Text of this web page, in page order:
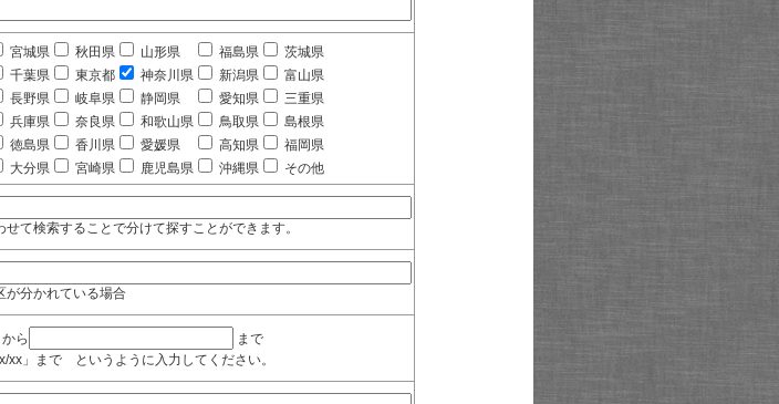
宮城県 秋田県 山形県 福島県
茨城県
千葉県 東京都 神奈川県 新潟県
富山県
長野県 岐阜県 静岡県 愛知県
三重県
兵庫県 奈良県 和歌山県 鳥取県
島根県
徳島県 香川県 愛媛県 高知県
福岡県
大分県 宮崎県 鹿児島県 沖縄県 その他
て検索することで分けて探すことができます。
分かれている場合
から
まで
」まで というように入力してください。